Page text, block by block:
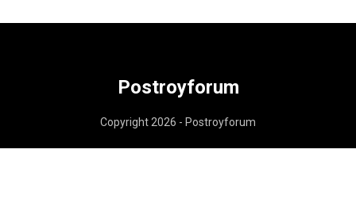
Postroyforum
Copyright 2026 - Postroyforum